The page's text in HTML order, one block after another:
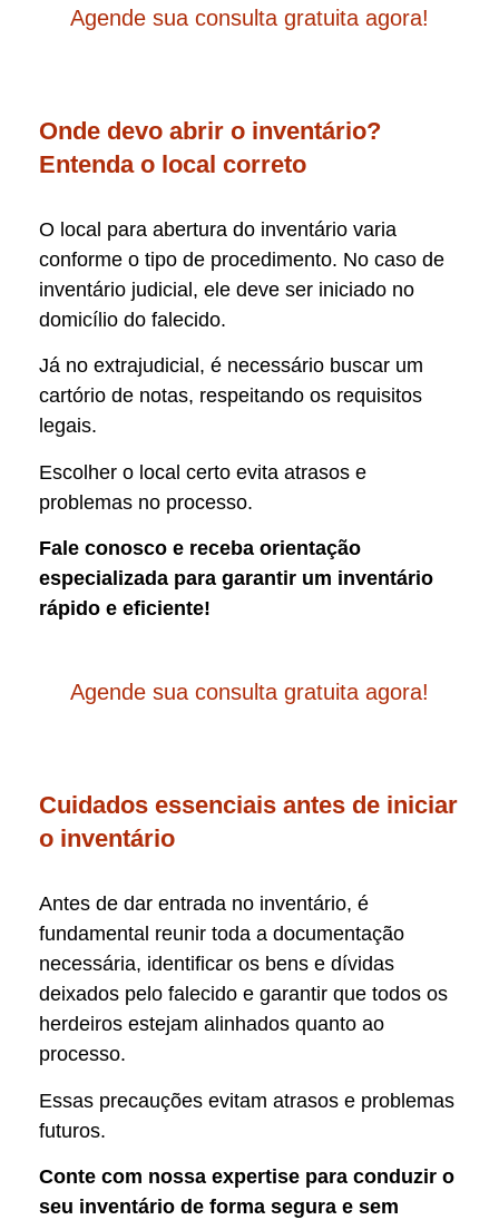
Agende sua consulta gratuita agora!
Onde devo abrir o inventário?
Entenda o local correto
O local para abertura do inventário varia
conforme o tipo de procedimento. No caso de
inventário judicial, ele deve ser iniciado no
domicílio do falecido.
Já no extrajudicial, é necessário buscar um
cartório de notas, respeitando os requisitos
legais.
Escolher o local certo evita atrasos e
problemas no processo.
Fale conosco e receba orientação
especializada para garantir um inventário
rápido e eficiente!
Agende sua consulta gratuita agora!
Cuidados essenciais antes de iniciar
o inventário
Antes de dar entrada no inventário, é
fundamental reunir toda a documentação
necessária, identificar os bens e dívidas
deixados pelo falecido e garantir que todos os
herdeiros estejam alinhados quanto ao
processo.
Essas precauções evitam atrasos e problemas
futuros.
Conte com nossa expertise para conduzir o
seu inventário de forma segura e sem